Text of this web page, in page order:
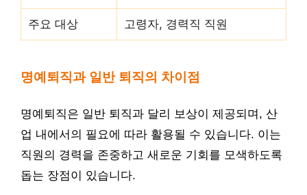
주요 대상 고령자, 경력직 직원
명예퇴직과 일반 퇴직의 차이점
명예퇴직은 일반 퇴직과 달리 보상이 제공되며, 산
업 내에서의 필요에 따라 활용될 수 있습니다. 이는
직원의 경력을 존중하고 새로운 기회를 모색하도록
돕는 장점이 있습니다.